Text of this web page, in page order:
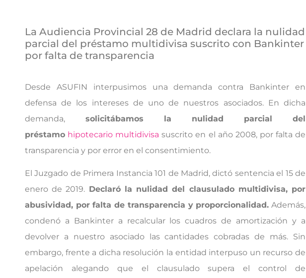
La Audiencia Provincial 28 de Madrid declara la nulidad
parcial del préstamo multidivisa suscrito con Bankinter
por falta de transparencia
Desde ASUFIN interpusimos una demanda contra Bankinter en
defensa de los intereses de uno de nuestros asociados. En dicha
demanda, solicitábamos la nulidad parcial del
préstamo hipotecario multidivisa suscrito en el año 2008, por falta de
transparencia y por error en el consentimiento.
El Juzgado de Primera Instancia 101 de Madrid, dictó sentencia el 15 de
enero de 2019. Declaró la nulidad del clausulado multidivisa, por
abusividad, por falta de transparencia y proporcionalidad. Además,
condenó a Bankinter a recalcular los cuadros de amortización y a
devolver a nuestro asociado las cantidades cobradas de más. Sin
embargo, frente a dicha resolución la entidad interpuso un recurso de
apelación alegando que el clausulado supera el control de